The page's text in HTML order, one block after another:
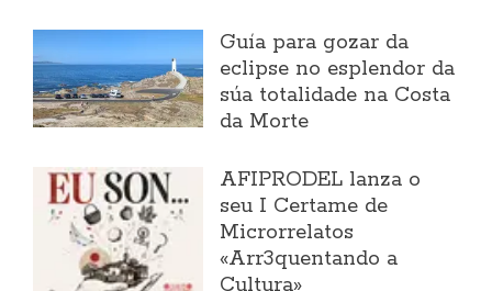
Guía para gozar da
eclipse no esplendor da
súa totalidade na Costa
da Morte
AFIPRODEL lanza o
seu I Certame de
Microrrelatos
«Arr3quentando a
Cultura»